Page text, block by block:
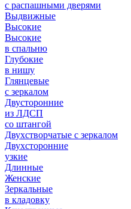
с распашными дверями
Выдвижные
Высокие
Высокие
в спальню
Глубокие
в нишу
Глянцевые
с зеркалом
Двусторонние
из ЛДСП
со штангой
Двухстворчатые с зеркалом
Двухсторонние
узкие
Длинные
Женские
Зеркальные
в кладовку